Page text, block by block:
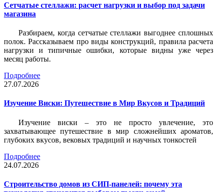
Сетчатые стеллажи: расчет нагрузки и выбор под задачи
магазина
Разбираем, когда сетчатые стеллажи выгоднее сплошных
полок. Рассказываем про виды конструкций, правила расчета
нагрузки и типичные ошибки, которые видны уже через
месяц работы.
Подробнее
27.07.2026
Изучение Виски: Путешествие в Мир Вкусов и Традиций
Изучение виски – это не просто увлечение, это
захватывающее путешествие в мир сложнейших ароматов,
глубоких вкусов, вековых традиций и научных тонкостей
Подробнее
24.07.2026
Строительство домов из СИП-панелей: почему эта